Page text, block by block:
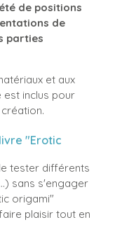
de positions
de
parties
et aux
inclus pour
"Erotic
tester différents
sans s'engager
origami"
plaisir tout en